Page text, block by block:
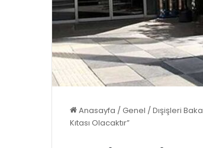
Anasayfa /Genel /Dışişleri
Kıtası Olacaktır”